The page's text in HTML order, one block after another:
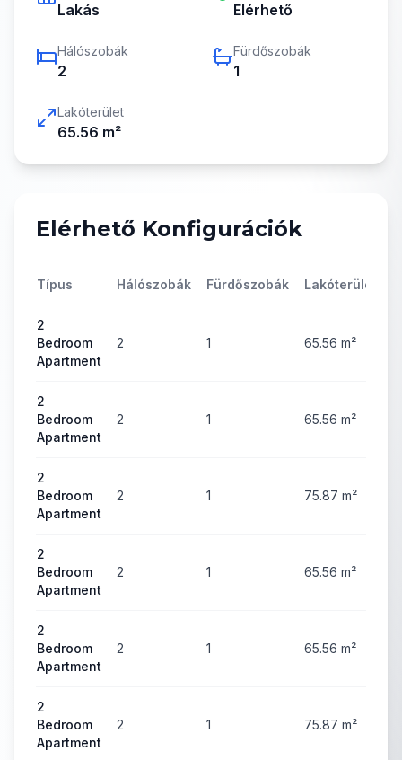
Lakás Elérhető
Hálószobák
2
Fürdőszobák
1
Lakóterület
65.56 m²
Elérhető Konfigurációk
Típus Hálószobák Fürdőszobák Lakóterület
2
Bedroom
Apartment
2 1 65.56 m²
2
Bedroom
Apartment
2 1 65.56 m²
2
Bedroom
Apartment
2 1 75.87 m²
2
Bedroom
Apartment
2 1 65.56 m²
2
Bedroom
Apartment
2 1 65.56 m²
2
Bedroom
Apartment
2 1 75.87 m²